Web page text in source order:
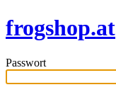
frogshop.at
Passwort